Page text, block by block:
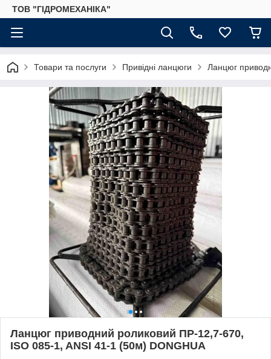
ТОВ "ГІДРОМЕХАНІКА"
Товари та послуги Привідні ланцюги Ланцюг
Ланцюг приводний роликовий ПР-12,7-670,
ISO 085-1, ANSI 41-1 (50м) DONGHUA